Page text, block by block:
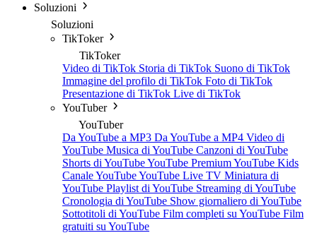
Soluzioni
Soluzioni
TikToker
TikToker
Video di TikTok Storia di TikTok Suono di TikTok
Immagine del profilo di TikTok Foto di TikTok
Presentazione di TikTok Live di TikTok
YouTuber
YouTuber
Da YouTube a MP3 Da YouTube a MP4 Video di
YouTube Musica di YouTube Canzoni di YouTube
Shorts di YouTubeYouTube PremiumYouTube Kids
Canale YouTubeYouTube Live TV Miniatura di
YouTube Playlist di YouTube Streaming di YouTube
Cronologia di YouTube Show giornaliero di YouTube
Sottotitoli di YouTube Film completi su YouTube Film
gratuiti su YouTube